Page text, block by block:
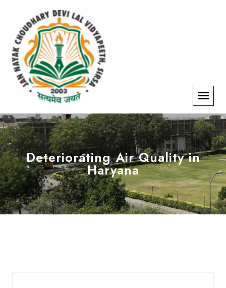
Deteriorating Air Quality in
Haryana